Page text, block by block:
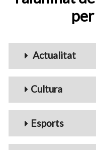
Menu_Videos
Actualitat
Cultura
Esports